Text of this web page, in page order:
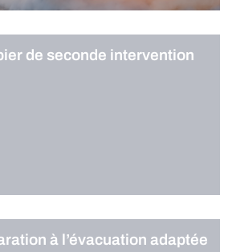
de seconde intervention
à l’évacuation adaptée